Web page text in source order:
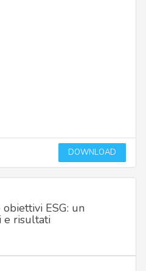
DOWNLOAD
ESG: un
e risultati